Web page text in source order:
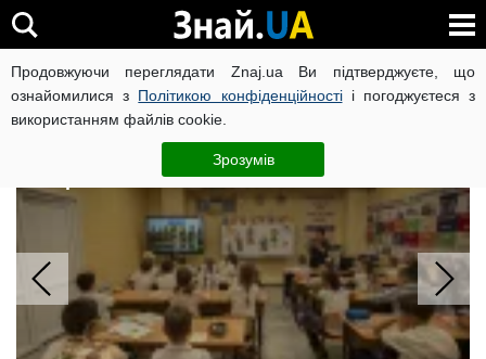
Продовжуючи переглядати Znaj.ua Ви підтверджуєте, що
ознайомилися з Політикою конфіденційностіі погоджуєтеся з
використанням файлів cookie.
Зрозумів
ВІЙНА РОСІЇ ПРОТИ УКРАЇНИ КОРОНАВІРУС В УКРАЇНІ
Вчителям +20% і безкоштовні обіди
3 млн учням: що зміниться в школах